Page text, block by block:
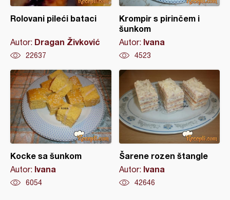
Rolovani pileći bataci
Autor: Dragan Živković
22637
Krompir s pirinčem i
šunkom
Autor: Ivana
4523
Kocke sa šunkom
Autor: Ivana
6054
Šarene rozen štangle
Autor: Ivana
42646